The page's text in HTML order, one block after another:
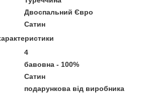
Двоспальний Євро
Сатин
4
бавовна - 100%
Сатин
подарункова від виробника